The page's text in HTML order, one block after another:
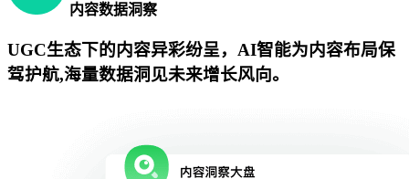
内容数据洞察
UGC生态下的内容异彩纷呈，AI智能为内容布局保
驾护航,海量数据洞见未来增长风向。